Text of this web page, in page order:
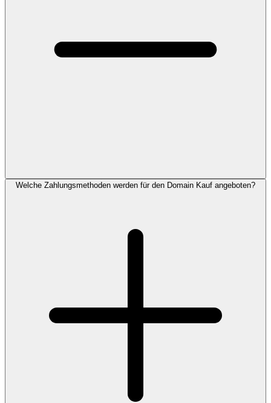
Welche Zahlungsmethoden werden für den Domain Kauf angeboten?